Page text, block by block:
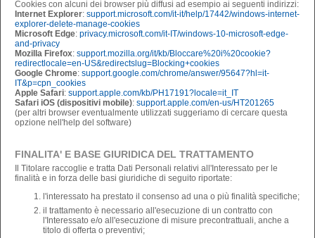
Cookies con alcuni dei browser più diffusi ad esempio ai seguenti indirizzi:
Internet Explorer: support.microsoft.com/it-it/help/17442/windows-internet-
explorer-delete-manage-cookies
Microsoft Edge: privacy.microsoft.com/it-IT/windows-10-microsoft-edge-
and-privacy
Mozilla Firefox: support.mozilla.org/it/kb/Bloccare%20i%20cookie?
redirectlocale=en-US&redirectslug=Blocking+cookies
Google Chrome: support.google.com/chrome/answer/95647?hl=it-
IT&p=cpn_cookies
Apple Safari: support.apple.com/kb/PH17191?locale=it_IT
Safari iOS (dispositivi mobile): support.apple.com/en-us/HT201265
(per altri browser eventualmente utilizzati suggeriamo di cercare questa
opzione nell'help del software)
FINALITA' E BASE GIURIDICA DEL TRATTAMENTO
Il Titolare raccoglie e tratta Dati Personali relativi all'Interessato per le
finalità e in forza delle basi giuridiche di seguito riportate:
l'interessato ha prestato il consenso ad una o più finalità specifiche;
il trattamento è necessario all'esecuzione di un contratto con
l'Interessato e/o all'esecuzione di misure precontrattuali, anche a
titolo di offerta o preventivi;